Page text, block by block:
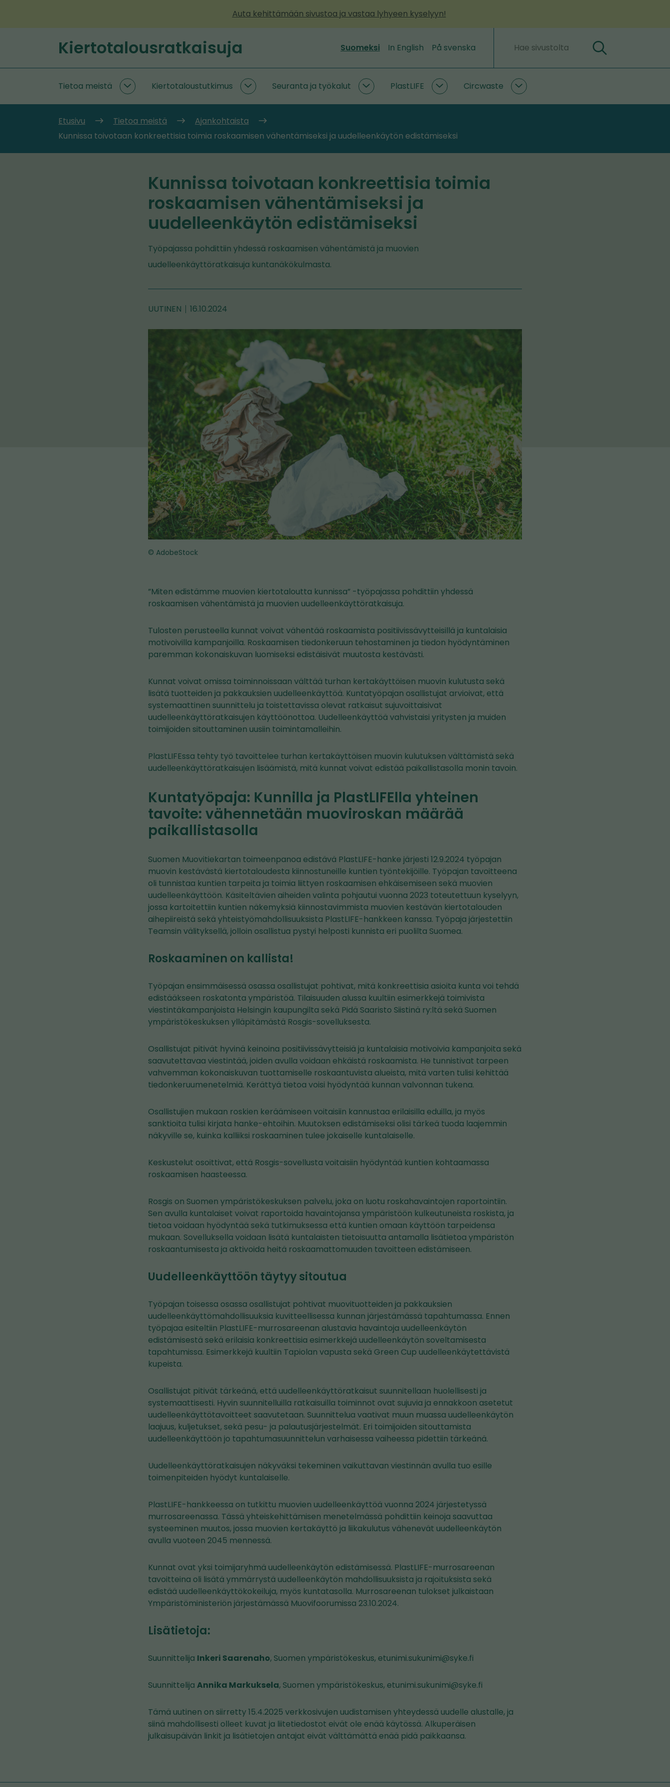
Auta kehittämään sivustoa ja vastaa lyhyeen kyselyyn!
Etusivu
Kiertotalousratkaisuja Suomeksi In English På svenska Hakusanat Hae
Tietoa meistä
Tietoa
meistä
Kiertotaloustutkimus
Kiertotaloustutkimus
alasivut
Seuranta ja työkalut
Seuranta
ja
PlastLIFE
PlastLIFE
alasivut
Circwaste
Circwaste
alasivut
Etusivu
Tietoa meistä
Ajankohtaista
Kunnissa toivotaan konkreettisia toimia roskaamisen vähentämiseksi ja uudelleenkäytön edistämiseksi
Kunnissa toivotaan konkreettisia toimia
roskaamisen vähentämiseksi ja
uudelleenkäytön edistämiseksi
Työpajassa pohdittiin yhdessä roskaamisen vähentämistä ja muovien
uudelleenkäyttöratkaisuja kuntanäkökulmasta.
UUTINEN 16.10.2024
© AdobeStock
”Miten edistämme muovien kiertotaloutta kunnissa” -työpajassa pohdittiin yhdessä
roskaamisen vähentämistä ja muovien uudelleenkäyttöratkaisuja.
Tulosten perusteella kunnat voivat vähentää roskaamista positiivissävytteisillä ja kuntalaisia
motivoivilla kampanjoilla. Roskaamisen tiedonkeruun tehostaminen ja tiedon hyödyntäminen
paremman kokonaiskuvan luomiseksi edistäisivät muutosta kestävästi.
Kunnat voivat omissa toiminnoissaan välttää turhan kertakäyttöisen muovin kulutusta sekä
lisätä tuotteiden ja pakkauksien uudelleenkäyttöä. Kuntatyöpajan osallistujat arvioivat, että
systemaattinen suunnittelu ja toistettavissa olevat ratkaisut sujuvoittaisivat
uudelleenkäyttöratkaisujen käyttöönottoa. Uudelleenkäyttöä vahvistaisi yritysten ja muiden
toimijoiden sitouttaminen uusiin toimintamalleihin.
PlastLIFEssa tehty työ tavoittelee turhan kertakäyttöisen muovin kulutuksen välttämistä sekä
uudelleenkäyttöratkaisujen lisäämistä, mitä kunnat voivat edistää paikallistasolla monin tavoin.
Kuntatyöpaja: Kunnilla ja PlastLIFElla yhteinen
tavoite: vähennetään muoviroskan määrää
paikallistasolla
Suomen Muovitiekartan toimeenpanoa edistävä PlastLIFE-hanke järjesti 12.9.2024 työpajan
muovin kestävästä kiertotaloudesta kiinnostuneille kuntien työntekijöille. Työpajan tavoitteena
oli tunnistaa kuntien tarpeita ja toimia liittyen roskaamisen ehkäisemiseen sekä muovien
uudelleenkäyttöön. Käsiteltävien aiheiden valinta pohjautui vuonna 2023 toteutettuun kyselyyn,
jossa kartoitettiin kuntien näkemyksiä kiinnostavimmista muovien kestävän kiertotalouden
aihepiireistä sekä yhteistyömahdollisuuksista PlastLIFE-hankkeen kanssa. Työpaja järjestettiin
Teamsin välityksellä, jolloin osallistua pystyi helposti kunnista eri puolilta Suomea.
Roskaaminen on kallista!
Työpajan ensimmäisessä osassa osallistujat pohtivat, mitä konkreettisia asioita kunta voi tehdä
edistääkseen roskatonta ympäristöä. Tilaisuuden alussa kuultiin esimerkkejä toimivista
viestintäkampanjoista Helsingin kaupungilta sekä Pidä Saaristo Siistinä ry:ltä sekä Suomen
ympäristökeskuksen ylläpitämästä Rosgis-sovelluksesta.
Osallistujat pitivät hyvinä keinoina positiivissävytteisiä ja kuntalaisia motivoivia kampanjoita sekä
saavutettavaa viestintää, joiden avulla voidaan ehkäistä roskaamista. He tunnistivat tarpeen
vahvemman kokonaiskuvan tuottamiselle roskaantuvista alueista, mitä varten tulisi kehittää
tiedonkeruumenetelmiä. Kerättyä tietoa voisi hyödyntää kunnan valvonnan tukena.
Osallistujien mukaan roskien keräämiseen voitaisiin kannustaa erilaisilla eduilla, ja myös
sanktioita tulisi kirjata hanke-ehtoihin. Muutoksen edistämiseksi olisi tärkeä tuoda laajemmin
näkyville se, kuinka kalliiksi roskaaminen tulee jokaiselle kuntalaiselle.
Keskustelut osoittivat, että Rosgis-sovellusta voitaisiin hyödyntää kuntien kohtaamassa
roskaamisen haasteessa.
Rosgis on Suomen ympäristökeskuksen palvelu, joka on luotu roskahavaintojen raportointiin.
Sen avulla kuntalaiset voivat raportoida havaintojansa ympäristöön kulkeutuneista roskista, ja
tietoa voidaan hyödyntää sekä tutkimuksessa että kuntien omaan käyttöön tarpeidensa
mukaan. Sovelluksella voidaan lisätä kuntalaisten tietoisuutta antamalla lisätietoa ympäristön
roskaantumisesta ja aktivoida heitä roskaamattomuuden tavoitteen edistämiseen.
Uudelleenkäyttöön täytyy sitoutua
Työpajan toisessa osassa osallistujat pohtivat muovituotteiden ja pakkauksien
uudelleenkäyttömahdollisuuksia kuvitteellisessa kunnan järjestämässä tapahtumassa. Ennen
työpajaa esiteltiin PlastLIFE-murrosareenan alustavia havaintoja uudelleenkäytön
edistämisestä sekä erilaisia konkreettisia esimerkkejä uudelleenkäytön soveltamisesta
tapahtumissa. Esimerkkejä kuultiin Tapiolan vapusta sekä Green Cup uudelleenkäytettävistä
kupeista.
Osallistujat pitivät tärkeänä, että uudelleenkäyttöratkaisut suunnitellaan huolellisesti ja
systemaattisesti. Hyvin suunnitelluilla ratkaisuilla toiminnot ovat sujuvia ja ennakkoon asetetut
uudelleenkäyttötavoitteet saavutetaan. Suunnittelua vaativat muun muassa uudelleenkäytön
laajuus, kuljetukset, sekä pesu- ja palautusjärjestelmät. Eri toimijoiden sitouttamista
uudelleenkäyttöön jo tapahtumasuunnittelun varhaisessa vaiheessa pidettiin tärkeänä.
Uudelleenkäyttöratkaisujen näkyväksi tekeminen vaikuttavan viestinnän avulla tuo esille
toimenpiteiden hyödyt kuntalaiselle.
PlastLIFE-hankkeessa on tutkittu muovien uudelleenkäyttöä vuonna 2024 järjestetyssä
murrosareenassa. Tässä yhteiskehittämisen menetelmässä pohdittiin keinoja saavuttaa
systeeminen muutos, jossa muovien kertakäyttö ja liikakulutus vähenevät uudelleenkäytön
avulla vuoteen 2045 mennessä.
Kunnat ovat yksi toimijaryhmä uudelleenkäytön edistämisessä. PlastLIFE-murrosareenan
tavoitteina oli lisätä ymmärrystä uudelleenkäytön mahdollisuuksista ja rajoituksista sekä
edistää uudelleenkäyttökokeiluja, myös kuntatasolla. Murrosareenan tulokset julkaistaan
Ympäristöministeriön järjestämässä Muovifoorumissa 23.10.2024.
Lisätietoja:
Suunnittelija Inkeri Saarenaho, Suomen ympäristökeskus, etunimi.sukunimi@syke.fi
Suunnittelija Annika Markuksela, Suomen ympäristökeskus, etunimi.sukunimi@syke.fi
Tämä uutinen on siirretty 15.4.2025 verkkosivujen uudistamisen yhteydessä uudelle alustalle, ja
siinä mahdollisesti olleet kuvat ja liitetiedostot eivät ole enää käytössä. Alkuperäisen
julkaisupäivän linkit ja lisätietojen antajat eivät välttämättä enää pidä paikkaansa.